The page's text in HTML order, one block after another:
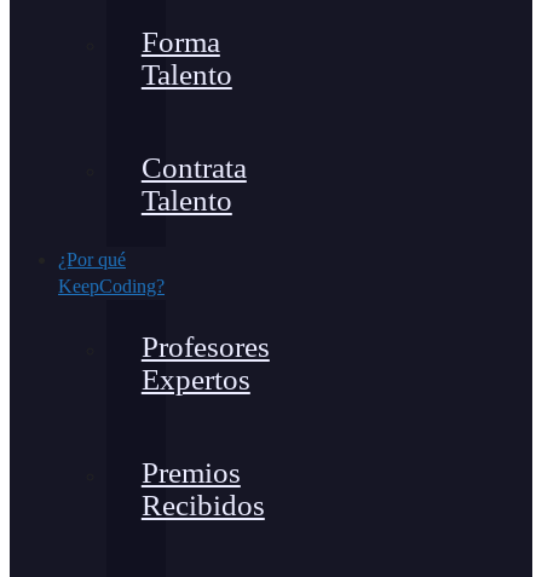
Forma
Talento
Contrata
Talento
¿Por qué
KeepCoding?
Profesores
Expertos
Premios
Recibidos